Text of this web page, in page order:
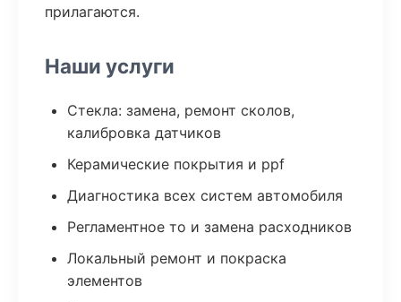
прилагаются.
Наши услуги
Стекла: замена, ремонт сколов,
калибровка датчиков
Керамические покрытия и ppf
Диагностика всех систем автомобиля
Регламентное то и замена расходников
Локальный ремонт и покраска
элементов